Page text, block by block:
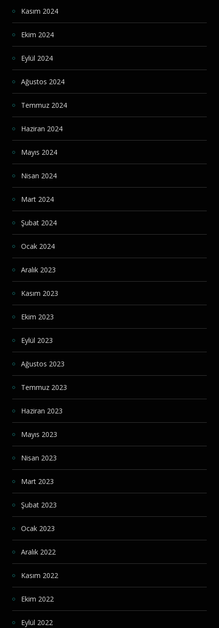
Kasım 2024
Ekim 2024
Eylül 2024
Ağustos 2024
Temmuz 2024
Haziran 2024
Mayıs 2024
Nisan 2024
Mart 2024
Şubat 2024
Ocak 2024
Aralık 2023
Kasım 2023
Ekim 2023
Eylül 2023
Ağustos 2023
Temmuz 2023
Haziran 2023
Mayıs 2023
Nisan 2023
Mart 2023
Şubat 2023
Ocak 2023
Aralık 2022
Kasım 2022
Ekim 2022
Eylül 2022